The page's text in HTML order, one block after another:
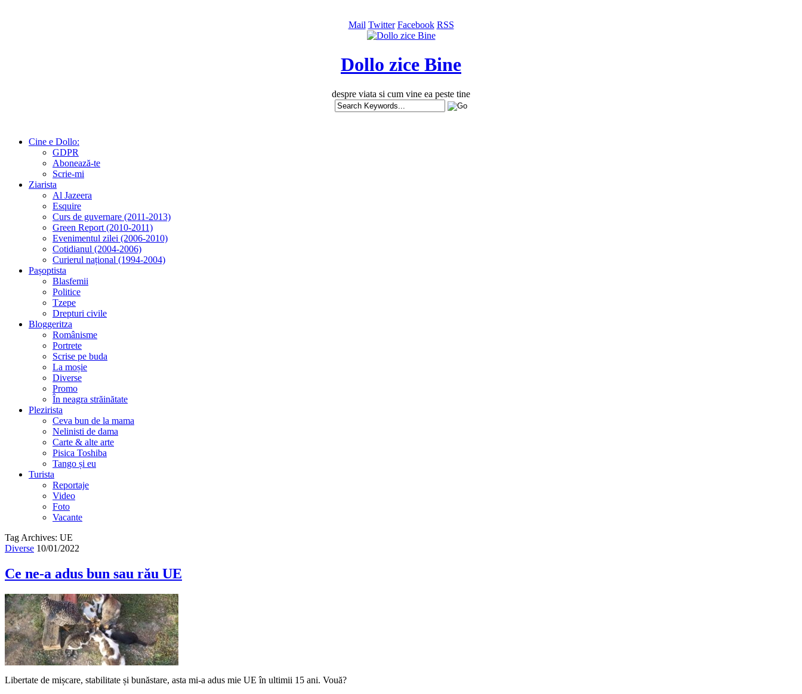
Mail Twitter Facebook RSS
Dollo zice Bine
despre viata si cum vine ea peste tine
Cine e Dollo:
GDPR
Abonează-te
Scrie-mi
Ziarista
Al Jazeera
Esquire
Curs de guvernare (2011-2013)
Green Report (2010-2011)
Evenimentul zilei (2006-2010)
Cotidianul (2004-2006)
Curierul național (1994-2004)
Pașoptista
Blasfemii
Politice
Tzepe
Drepturi civile
Bloggeritza
Românisme
Portrete
Scrise pe buda
La moșie
Diverse
Promo
În neagra străinătate
Plezirista
Ceva bun de la mama
Nelinisti de dama
Carte & alte arte
Pisica Toshiba
Tango și eu
Turista
Reportaje
Video
Foto
Vacante
Tag Archives: UE
Diverse 10/01/2022
Ce ne-a adus bun sau rău UE
Libertate de mișcare, stabilitate și bunăstare, asta mi-a adus mie UE în ultimii 15 ani. Vouă?